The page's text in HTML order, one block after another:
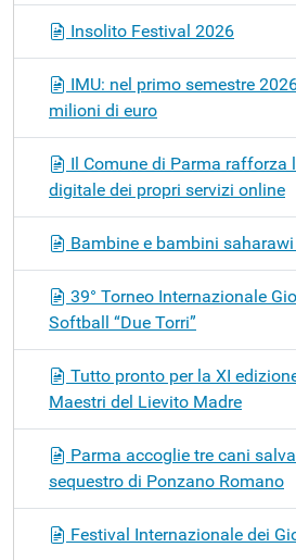
Insolito Festival 2026
IMU: nel primo semestre
milioni di euro
Il Comune di Parma rafforza
digitale dei propri servizi online
Bambine e bambini
39° Torneo Internazionale
Softball “Due Torri”
Tutto pronto per la XI
Maestri del Lievito Madre
Parma accoglie tre cani
sequestro di Ponzano Romano
Festival Internazionale dei